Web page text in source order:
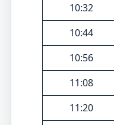
10:32
10:44
10:56
11:08
11:20